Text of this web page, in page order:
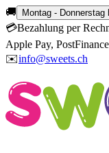
🚚 Montag -
💳Bezahlung per
Apple Pay, PostFinance
✉️info@sweets.ch